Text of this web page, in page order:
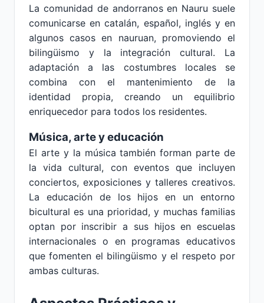
La comunidad de andorranos en Nauru suele
comunicarse en catalán, español, inglés y en
algunos casos en nauruan, promoviendo el
bilingüismo y la integración cultural. La
adaptación a las costumbres locales se
combina con el mantenimiento de la
identidad propia, creando un equilibrio
enriquecedor para todos los residentes.
Música, arte y educación
El arte y la música también forman parte de
la vida cultural, con eventos que incluyen
conciertos, exposiciones y talleres creativos.
La educación de los hijos en un entorno
bicultural es una prioridad, y muchas familias
optan por inscribir a sus hijos en escuelas
internacionales o en programas educativos
que fomenten el bilingüismo y el respeto por
ambas culturas.